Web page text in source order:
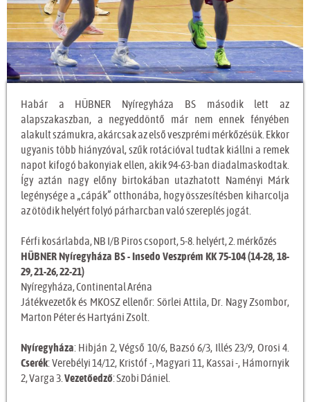
Habár a HÜBNER Nyíregyháza BS második lett az
alapszakaszban, a negyeddöntő már nem ennek fényében
alakult számukra, akárcsak az első veszprémi mérkőzésük. Ekkor
ugyanis több hiányzóval, szűk rotációval tudtak kiállni a remek
napot kifogó bakonyiak ellen, akik 94-63-ban diadalmaskodtak.
Így aztán nagy előny birtokában utazhatott Naményi Márk
legénysége a „cápák” otthonába, hogy összesítésben kiharcolja
az ötödik helyért folyó párharcban való szereplés jogát.
Férfi kosárlabda, NB I/B Piros csoport, 5-8. helyért, 2. mérkőzés
HÜBNER Nyíregyháza BS - Insedo Veszprém KK 75-104 (14-28, 18-
29, 21-26, 22-21)
Nyíregyháza, Continental Aréna
Játékvezetők és MKOSZ ellenőr: Sörlei Attila, Dr. Nagy Zsombor,
Marton Péter és Hartyáni Zsolt.
Nyíregyháza: Hibján 2, Végső 10/6, Bazsó 6/3, Illés 23/9, Orosi 4.
Cserék: Verebélyi 14/12, Kristóf -, Magyari 11, Kassai -, Hámornyik
2, Varga 3. Vezetőedző: Szobi Dániel.